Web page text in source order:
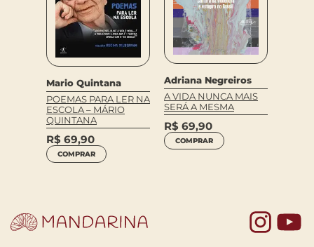
Mario Quintana
POEMAS PARA LER NA
ESCOLA – MÁRIO
QUINTANA
R$ 69,90
COMPRAR
Adriana Negreiros
A VIDA NUNCA MAIS
SERÁ A MESMA
R$ 69,90
COMPRAR